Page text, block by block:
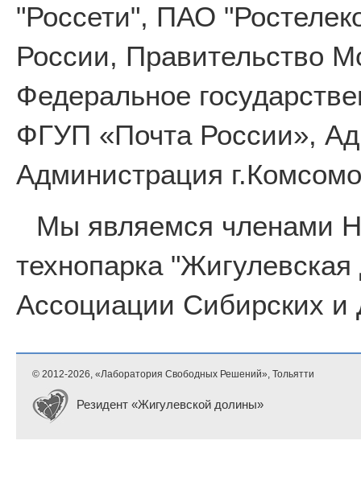
"Россети", ПАО
России, Правительство
Федеральное
ФГУП «Почта России»,
Администрация
Мы являемся членами
технопарка
Ассоциации Сибирских и
© 2012-2026, «Лаборатория Свободных Решений», Тольятти
Резидент «Жигулевской долины»